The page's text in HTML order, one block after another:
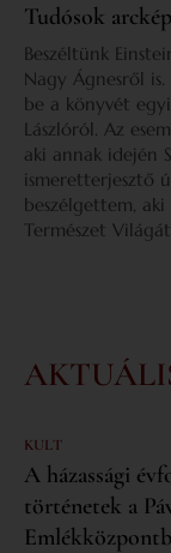
Tudósok
Beszéltünk
Nagy Ágnesről
be a könyvét
Lászlóról. Az
aki annak idején
ismeretterjesztő
beszélgettem,
Természet Világát.
KULT
A házassági
történetek a